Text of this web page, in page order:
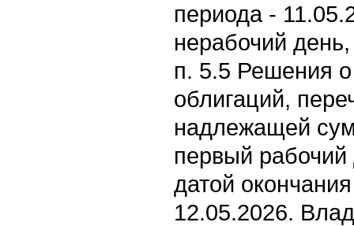
периода -
нерабочий день,
п. 5.5 Решения
облигаций,
надлежащей
первый
датой
12.05.2026.